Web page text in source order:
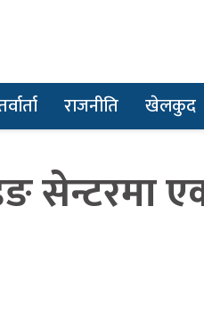
राजनीति खेलकुद